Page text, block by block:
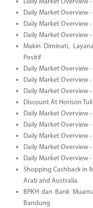
Daily Market Overview
Daily Market Overview
Daily Market Overview -
Daily Market Overview -
Makin Diminati,
Positif
Daily Market Overview -
Daily Market Overview -
Daily Market Overview -
Discount At Horison
Daily Market Overview -
Daily Market Overview -
Daily Market Overview -
Daily Market Overview -
Daily Market Overview -
Shopping Cashback in
Arab and Australia
BPKH dan Bank
Bandung